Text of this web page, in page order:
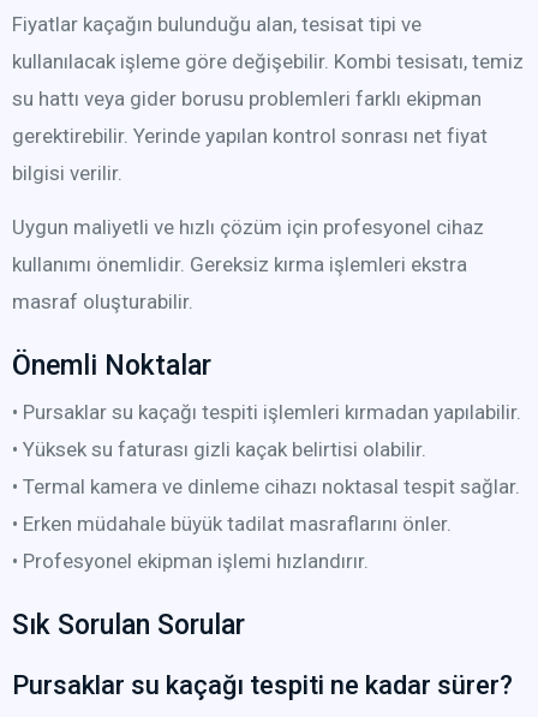
Fiyatlar kaçağın bulunduğu alan, tesisat tipi ve
kullanılacak işleme göre değişebilir. Kombi tesisatı, temiz
su hattı veya gider borusu problemleri farklı ekipman
gerektirebilir. Yerinde yapılan kontrol sonrası net fiyat
bilgisi verilir.
Uygun maliyetli ve hızlı çözüm için profesyonel cihaz
kullanımı önemlidir. Gereksiz kırma işlemleri ekstra
masraf oluşturabilir.
Önemli Noktalar
• Pursaklar su kaçağı tespiti işlemleri kırmadan yapılabilir.
• Yüksek su faturası gizli kaçak belirtisi olabilir.
• Termal kamera ve dinleme cihazı noktasal tespit sağlar.
• Erken müdahale büyük tadilat masraflarını önler.
• Profesyonel ekipman işlemi hızlandırır.
Sık Sorulan Sorular
Pursaklar su kaçağı tespiti ne kadar sürer?